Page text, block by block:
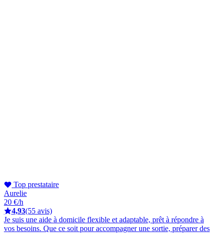
Top prestataire
Aurelie
20 €/h
4,93(55 avis)
Je suis une aide à domicile flexible et adaptable, prêt à répondre à
vos besoins. Que ce soit pour accompagner une sortie, préparer des